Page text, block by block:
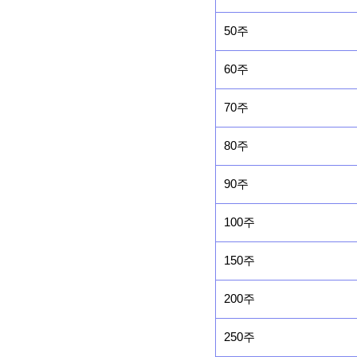
50주
60주
70주
80주
90주
100주
150주
200주
250주